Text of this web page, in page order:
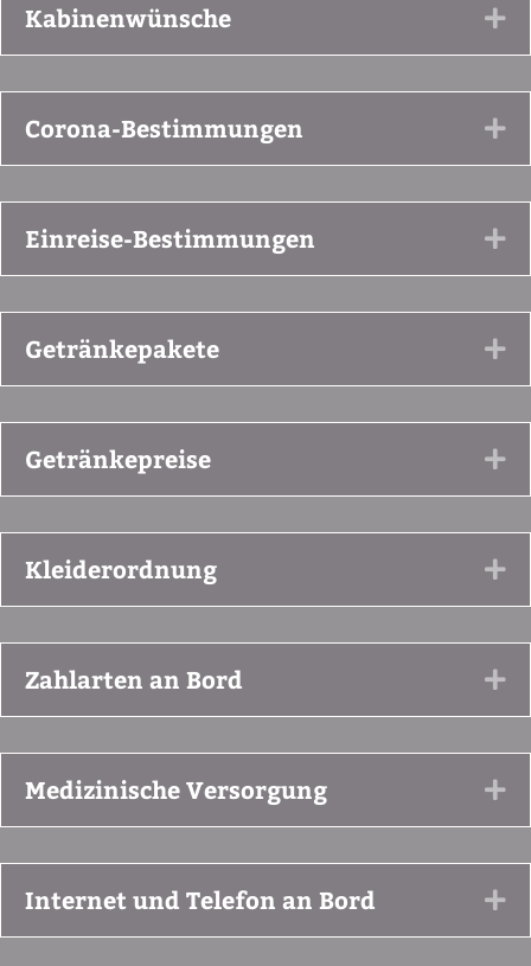
Kabinenwünsche
Corona-Bestimmungen
Einreise-Bestimmungen
Getränkepakete
Getränkepreise
Kleiderordnung
Zahlarten an Bord
Medizinische Versorgung
Internet und Telefon an Bord